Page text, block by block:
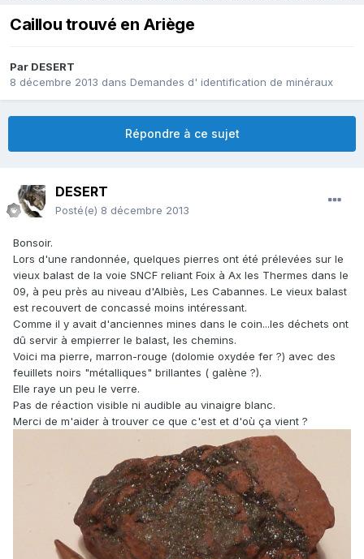
Caillou trouvé en Ariège
Par DESERT
8 décembre 2013 dans Demandes d' identification de minéraux
Répondre à ce sujet
DESERT
Posté(e) 8 décembre 2013
Bonsoir.
Lors d'une randonnée, quelques pierres ont été prélevées sur le
vieux balast de la voie SNCF reliant Foix à Ax les Thermes dans le
09, à peu près au niveau d'Albiès, Les Cabannes. Le vieux balast
est recouvert de concassé moins intéressant.
Comme il y avait d'anciennes mines dans le coin...les déchets ont
dû servir à empierrer le balast, les chemins.
Voici ma pierre, marron-rouge (dolomie oxydée fer ?) avec des
feuillets noirs "métalliques" brillantes ( galène ?).
Elle raye un peu le verre.
Pas de réaction visible ni audible au vinaigre blanc.
Merci de m'aider à trouver ce que c'est et d'où ça vient ?